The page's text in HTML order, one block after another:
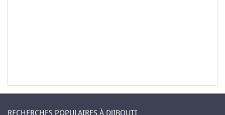
RECHERCHES POPULAIRES À DJIBOUTI